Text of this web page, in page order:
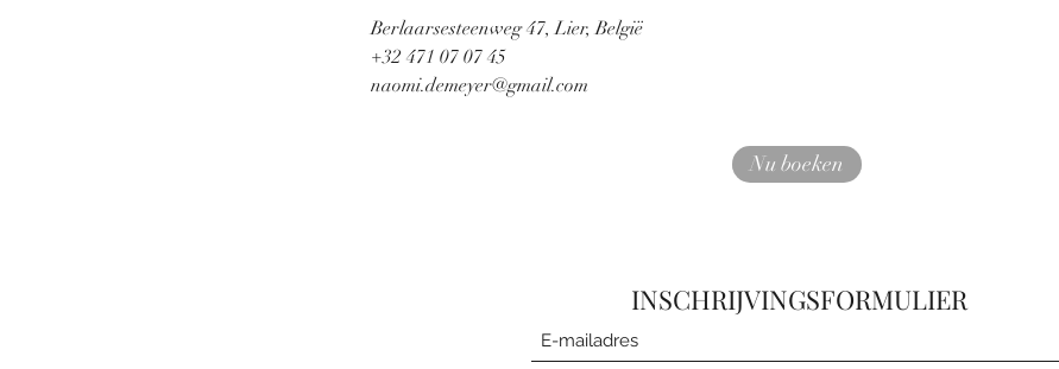
Berlaarsesteenweg 47, Lier, België
+32 471 07 07 45
naomi.demeyer@gmail.com
Nu boeken
INSCHRIJVINGSFORMULIER